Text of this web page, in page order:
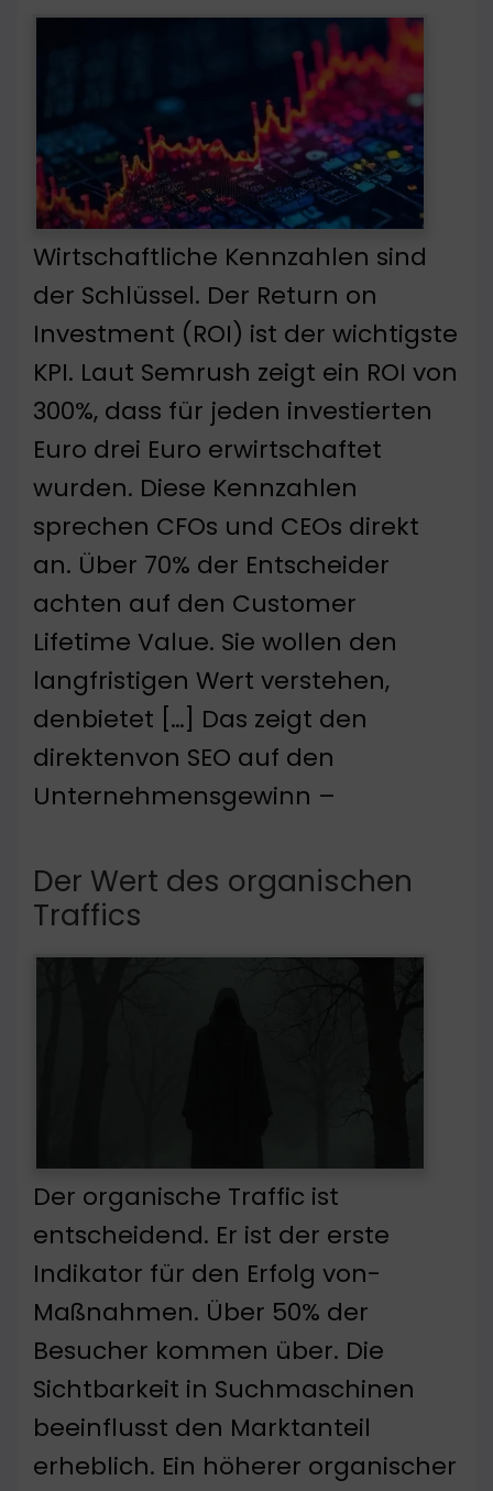
Wirtschaftliche Kennzahlen sind
der Schlüssel. Der Return on
Investment (ROI) ist der wichtigste
KPI. Laut Semrush zeigt ein ROI von
300%, dass für jeden investierten
Euro drei Euro erwirtschaftet
wurden. Diese Kennzahlen
sprechen CFOs und CEOs direkt
an. Über 70% der Entscheider
achten auf den Customer
Lifetime Value. Sie wollen den
langfristigen Wert verstehen,
denbietet […] Das zeigt den
direktenvon SEO auf den
Unternehmensgewinn –
Der Wert des organischen
Traffics
Der organische Traffic ist
entscheidend. Er ist der erste
Indikator für den Erfolg von-
Maßnahmen. Über 50% der
Besucher kommen über. Die
Sichtbarkeit in Suchmaschinen
beeinflusst den Marktanteil
erheblich. Ein höherer organischer